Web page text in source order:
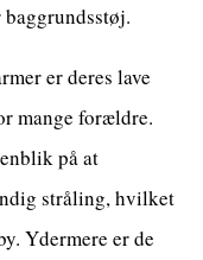
er deres lave
mange forældre.
på at
stråling, hvilket
Ydermere er de